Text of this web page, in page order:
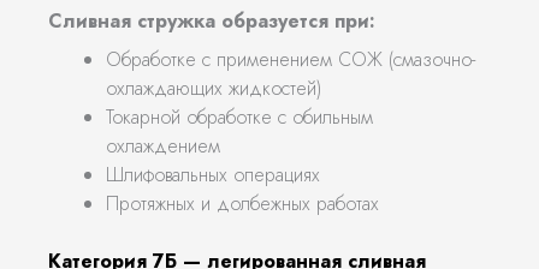
Сливная стружка образуется при:
Обработке с применением СОЖ (смазочно-
охлаждающих жидкостей)
Токарной обработке с обильным
охлаждением
Шлифовальных операциях
Протяжных и долбежных работах
Категория 7Б — легированная сливная